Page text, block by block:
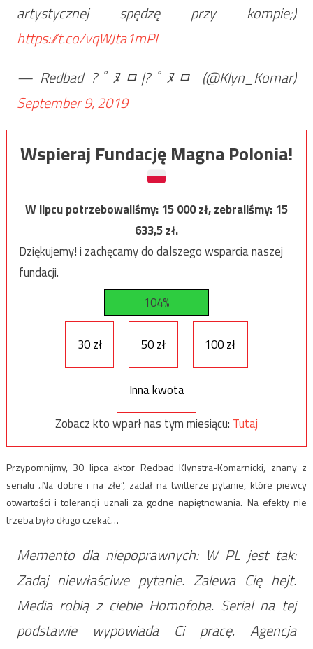
artystycznej spędzę przy kompie;)
https://t.co/vqWJta1mPI
— Redbad ?￰ﾟﾇﾱ|?￰ﾟﾇﾱ (@Klyn_Komar)
September 9, 2019
Wspieraj Fundację Magna Polonia!
W lipcu potrzebowaliśmy:15 000zł, zebraliśmy:15
633,5zł.
Dziękujemy! i zachęcamy do dalszego wsparcia naszej
fundacji.
104%
30 zł 50 zł 100 zł
Inna kwota
Zobacz kto wparł nas tym miesiącu: Tutaj
Przypomnijmy, 30 lipca aktor Redbad Klynstra-Komarnicki, znany z
serialu „Na dobre i na złe”, zadał na twitterze pytanie, które piewcy
otwartości i tolerancji uznali za godne napiętnowania. Na efekty nie
trzeba było długo czekać…
Memento dla niepoprawnych: W PL jest tak:
Zadaj niewłaściwe pytanie. Zalewa Cię hejt.
Media robią z ciebie Homofoba. Serial na tej
podstawie wypowiada Ci pracę. Agencja